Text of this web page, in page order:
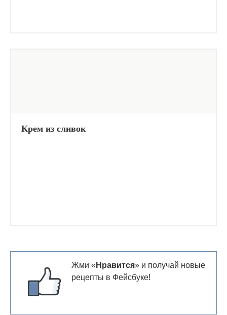
Крем из сливок
Жми « Нравится» и получай новые
рецепты в Фейсбуке!